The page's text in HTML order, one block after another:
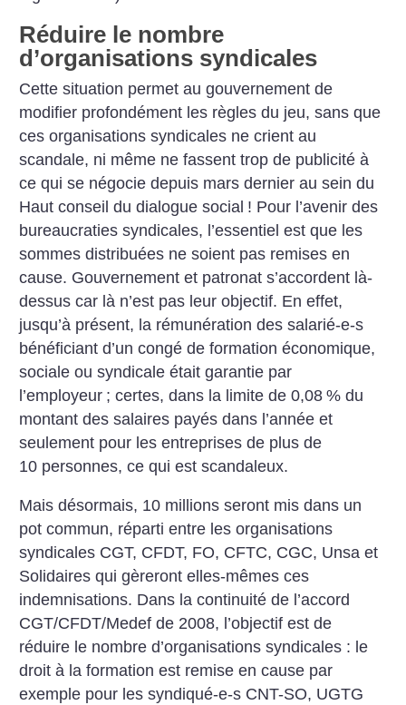
Réduire le nombre
d’organisations syndicales
Cette situation permet au gouvernement de
modifier profondément les règles du jeu, sans que
ces organisations syndicales ne crient au
scandale, ni même ne fassent trop de publicité à
ce qui se négocie depuis mars dernier au sein du
Haut conseil du dialogue social ! Pour l’avenir des
bureaucraties syndicales, l’essentiel est que les
sommes distribuées ne soient pas remises en
cause. Gouvernement et patronat s’accordent là-
dessus car là n’est pas leur objectif. En effet,
jusqu’à présent, la rémunération des salarié-e-s
bénéficiant d’un congé de formation économique,
sociale ou syndicale était garantie par
l’employeur ; certes, dans la limite de 0,08 % du
montant des salaires payés dans l’année et
seulement pour les entreprises de plus de
10 personnes, ce qui est scandaleux.
Mais désormais, 10 millions seront mis dans un
pot commun, réparti entre les organisations
syndicales CGT, CFDT, FO, CFTC, CGC, Unsa et
Solidaires qui gèreront elles-mêmes ces
indemnisations. Dans la continuité de l’accord
CGT/CFDT/Medef de 2008, l’objectif est de
réduire le nombre d’organisations syndicales : le
droit à la formation est remise en cause par
exemple pour les syndiqué-e-s CNT-SO, UGTG